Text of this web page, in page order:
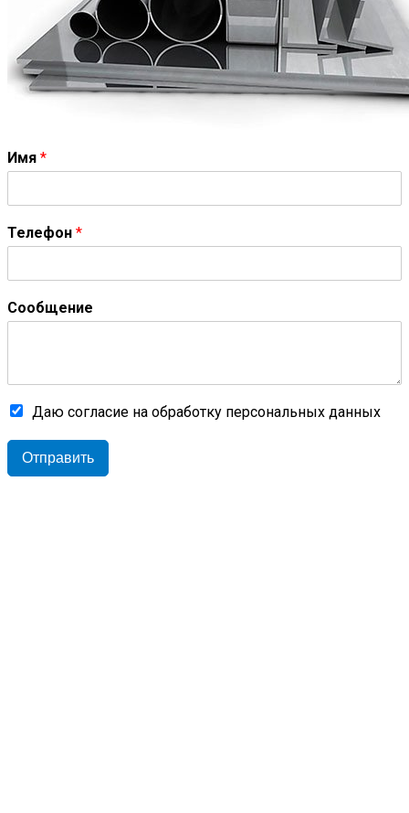
Имя *
Телефон *
Сообщение
Даю согласие на обработку персональных данных
Отправить